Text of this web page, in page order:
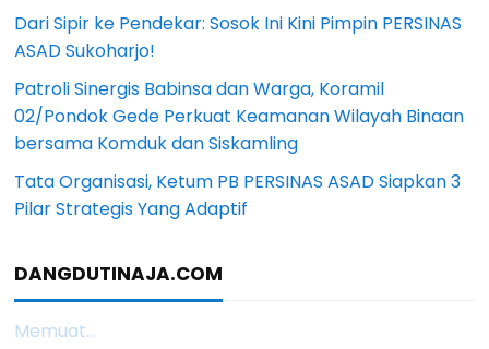
Dari Sipir ke Pendekar: Sosok Ini Kini Pimpin PERSINAS
ASAD Sukoharjo!
Patroli Sinergis Babinsa dan Warga, Koramil
02/Pondok Gede Perkuat Keamanan Wilayah Binaan
bersama Komduk dan Siskamling
Tata Organisasi, Ketum PB PERSINAS ASAD Siapkan 3
Pilar Strategis Yang Adaptif
DANGDUTINAJA.COM
Memuat...